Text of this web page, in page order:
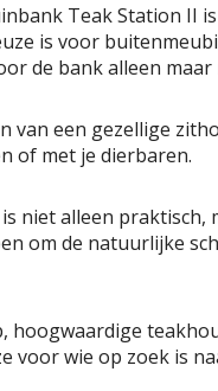
Teak Station II
is voor
de bank alleen
van een gezellige
of met je dierbaren.
niet alleen
om de natuurlijke
hoogwaardige
voor wie op zoek is